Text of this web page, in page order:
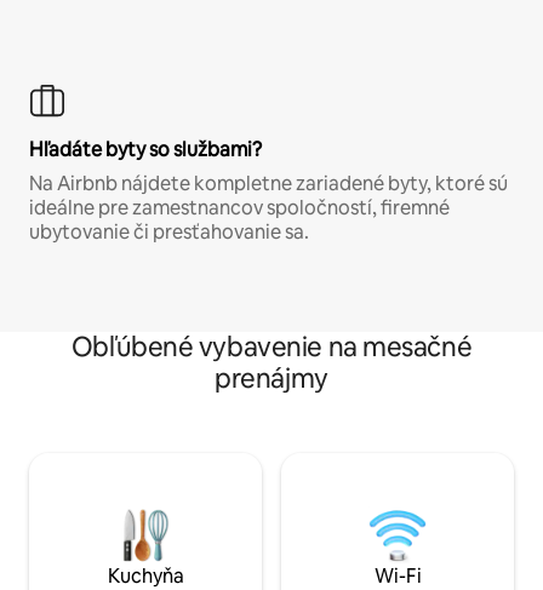
Hľadáte byty so službami?
Na Airbnb nájdete kompletne zariadené byty, ktoré sú
ideálne pre zamestnancov spoločností, firemné
ubytovanie či presťahovanie sa.
Obľúbené vybavenie na mesačné
prenájmy
Kuchyňa Wi-Fi